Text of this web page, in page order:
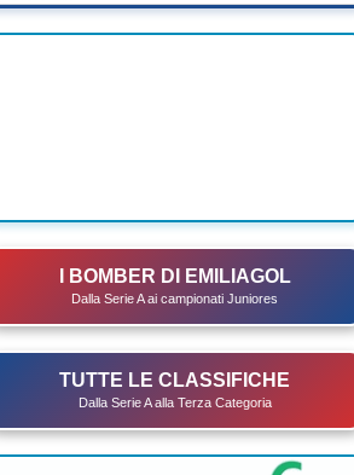
I BOMBER DI EMILIAGOL
Dalla Serie A ai campionati Juniores
TUTTE LE CLASSIFICHE
Dalla Serie A alla Terza Categoria